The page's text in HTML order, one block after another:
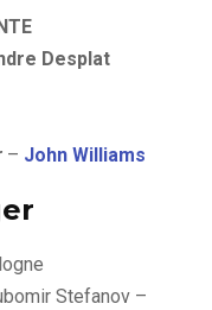
Desplat
– John Williams
Stefanov –